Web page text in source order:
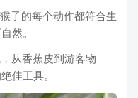
子的每个动作都符合生
然。
从香蕉皮到游客物
佳工具。